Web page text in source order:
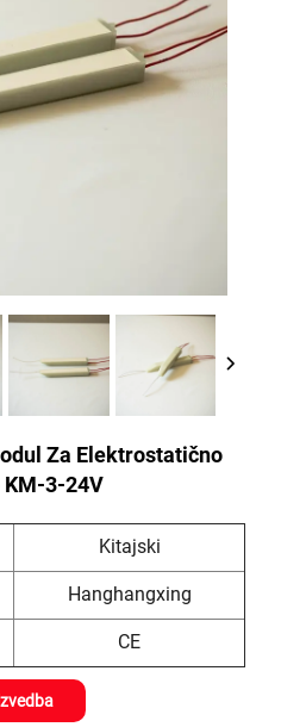
Za Elektrostatično
KM-3-24V
Kitajski
Hanghangxing
CE